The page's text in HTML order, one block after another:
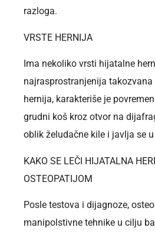
razloga.
VRSTE HERNIJA
Ima nekoliko vrsti hijatalne
najrasprostranjenija
hernija, karakteriše je
grudni koš kroz otvor na
oblik želudačne kile i javlja se
KAKO SE LEČI HIJATALNA
OSTEOPATIJOM
Posle testova i dijagnoze,
manipolstivne tehnike u cilju